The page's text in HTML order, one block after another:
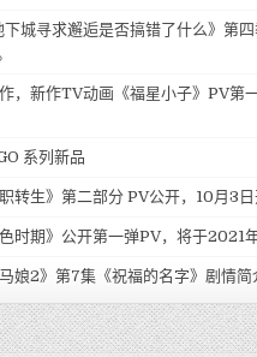
城寻求邂逅是否搞错了什么》第
，新作TV动画《福星小子》PV第
系列新品
转生》第二部分 PV公开，10月3日
时期》公开第一弹PV，将于2021
娘2》第7集《祝福的名字》剧情简